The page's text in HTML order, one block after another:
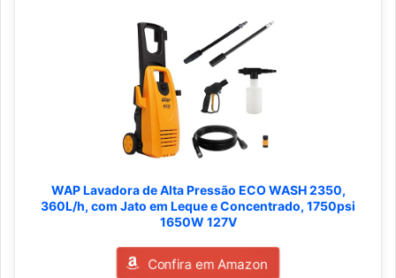
WAP Lavadora de Alta Pressão ECO WASH 2350,
360L/h, com Jato em Leque e Concentrado, 1750psi
1650W 127V
Confira em Amazon